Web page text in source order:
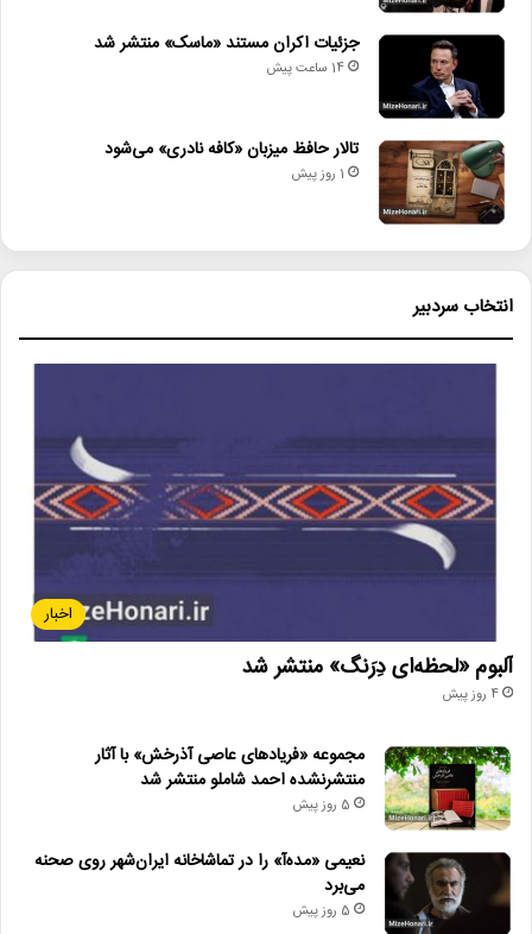
جزئیات اکران مستند «ماسک» منتشر شد
14 ساعت پیش
تالار حافظ میزبان «کافه نادری» می‌شود
1 روز پیش
انتخاب سردبیر
اخبار
آلبوم «لحظه‌ای دِرَنگ» منتشر شد
4 روز پیش
مجموعه «فریادهای عاصی آذرخش» با آثار
منتشرنشده احمد شاملو منتشر شد
5 روز پیش
نعیمی «مده‌آ» را در تماشاخانه ایران‌شهر روی صحنه
می‌برد
5 روز پیش